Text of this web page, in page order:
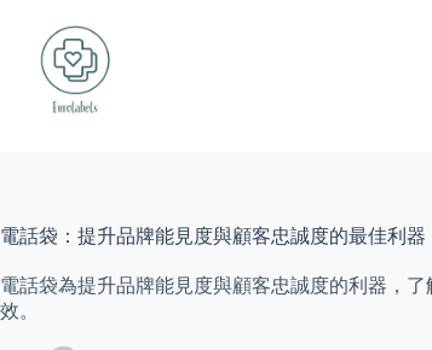
content
電話袋：提升品牌能見度與顧客忠誠度的最佳利器
電話袋為提升品牌能見度與顧客忠誠度的利器，
效。